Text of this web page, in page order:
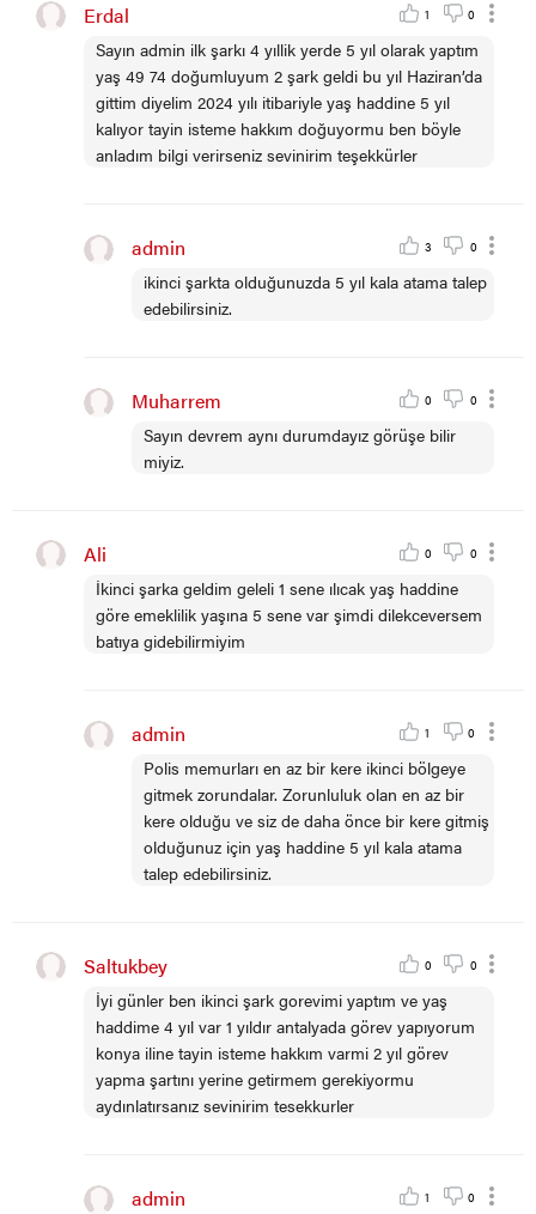
Erdal 1 0
Sayın admin ilk şarkı 4 yıllik yerde 5 yıl olarak yaptım
yaş 49 74 doğumluyum 2 şark geldi bu yıl Haziran’da
gittim diyelim 2024 yılı itibariyle yaş haddine 5 yıl
kalıyor tayin isteme hakkım doğuyormu ben böyle
anladım bilgi verirseniz sevinirim teşekkürler
admin 3 0
ikinci şarkta olduğunuzda 5 yıl kala atama talep
edebilirsiniz.
Muharrem 0 0
Sayın devrem aynı durumdayız görüşe bilir
miyiz.
Ali 0 0
İkinci şarka geldim geleli 1 sene ılıcak yaş haddine
göre emeklilik yaşına 5 sene var şimdi dilekceversem
batıya gidebilirmiyim
admin 1 0
Polis memurları en az bir kere ikinci bölgeye
gitmek zorundalar. Zorunluluk olan en az bir
kere olduğu ve siz de daha önce bir kere gitmiş
olduğunuz için yaş haddine 5 yıl kala atama
talep edebilirsiniz.
Saltukbey 0 0
İyi günler ben ikinci şark gorevimi yaptım ve yaş
haddime 4 yıl var 1 yıldır antalyada görev yapıyorum
konya iline tayin isteme hakkım varmi 2 yıl görev
yapma şartını yerine getirmem gerekiyormu
aydınlatırsanız sevinirim tesekkurler
admin 1 0